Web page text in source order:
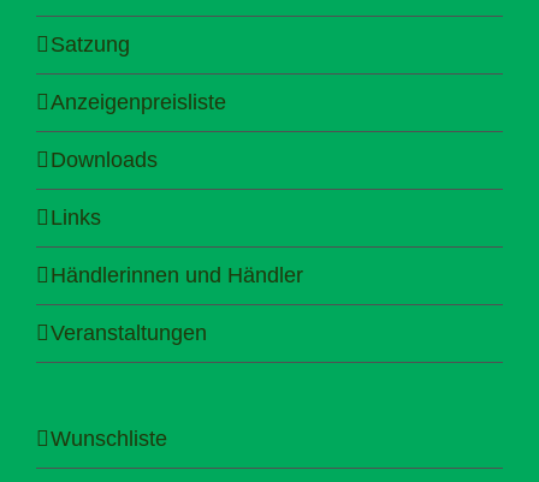
Satzung
Anzeigenpreisliste
Downloads
Links
Händlerinnen und Händler
Veranstaltungen
Wunschliste